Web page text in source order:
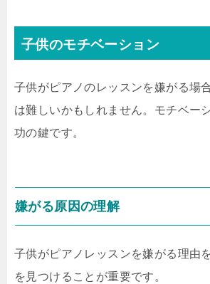
子供のモチベーション
子供がピアノのレッスンを嫌がる場
は難しいかもしれません。モチベー
功の鍵です。
嫌がる原因の理解
子供がピアノレッスンを嫌がる理由
を見つけることが重要です。